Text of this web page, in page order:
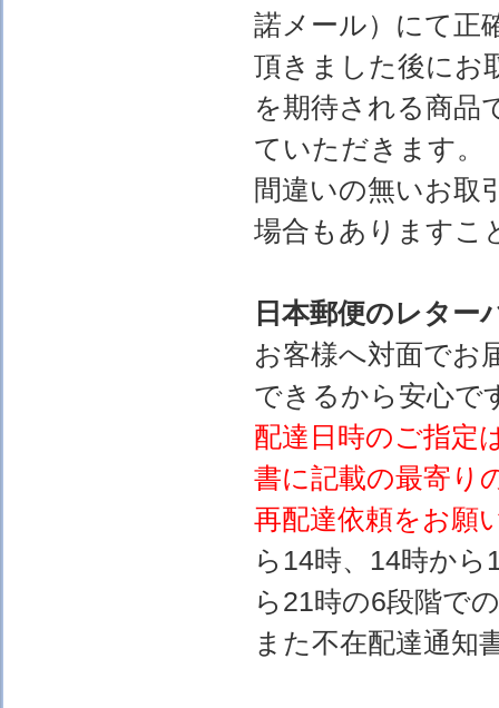
諾メール）にて正
頂きました後にお
を期待される商品
ていただきます。
間違いの無いお取
場合もありますこ
日本郵便のレター
お客様へ対面でお
できるから安心で
配達日時のご指定
書に記載の最寄り
再配達依頼をお願
ら14時、14時か
ら21時の6段階で
また不在配達通知